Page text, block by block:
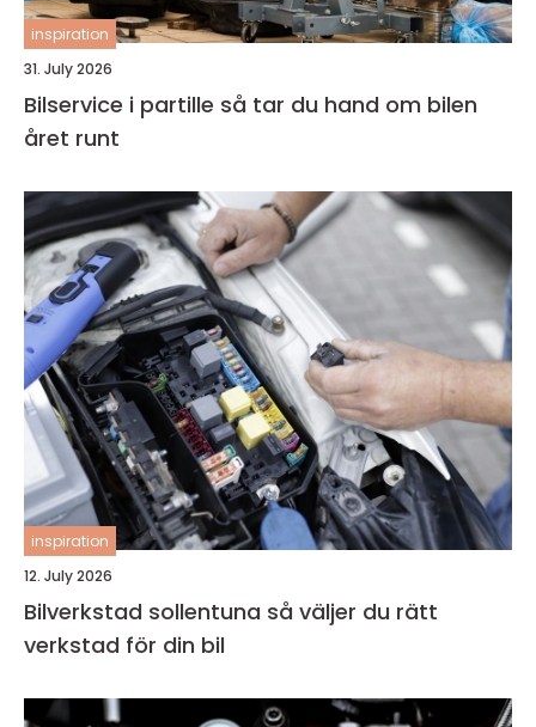
inspiration
31. July 2026
Bilservice i partille så tar du hand om bilen
året runt
inspiration
12. July 2026
Bilverkstad sollentuna så väljer du rätt
verkstad för din bil